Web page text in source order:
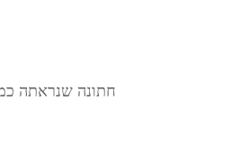
חתונה שנראתה